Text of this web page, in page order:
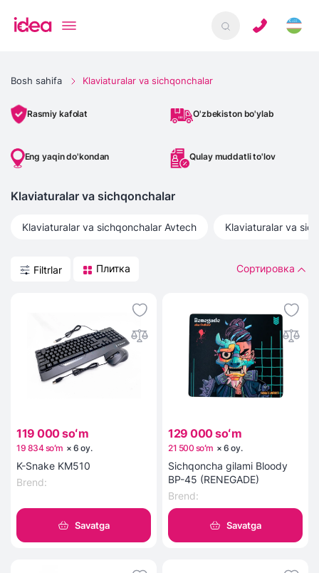
Bosh sahifa Klaviaturalar va sichqonchalar
Rasmiy kafolat O'zbekiston bo'ylab
Eng yaqin do'kondan Qulay muddatli to'lov
Klaviaturalar va sichqonchalar
Klaviaturalar va sichqonchalar Avtech Klaviaturalar va
Filtrlar Плитка Сортировка
119 000 soʻm
19 834 soʻm ×6 oy.
K-Snake KM510
Brend:
Savatga
129 000 soʻm
21 500 soʻm ×6 oy.
Sichqoncha gilami Bloody
BP-45 (RENEGADE)
Brend:
Savatga